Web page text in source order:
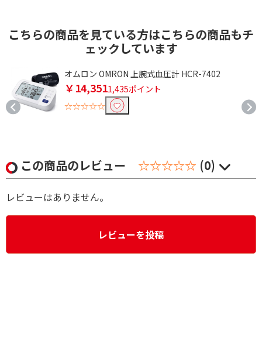
こちらの商品を見ている方はこちらの商品もチ
ェックしています
オムロン OMRON 上腕式血圧計 HCR-7402
￥14,3511,435ポイント
☆☆☆☆☆
この商品のレビュー ☆☆☆☆☆ (0)
レビューはありません。
レビューを投稿